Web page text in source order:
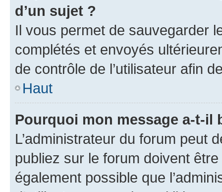
d’un sujet ?
Il vous permet de sauvegarder
complétés et envoyés
de contrôle de l’utilisateur afin
Haut
Pourquoi mon message a-t-il
L’administrateur du forum peut
publiez sur le forum doivent
également possible que